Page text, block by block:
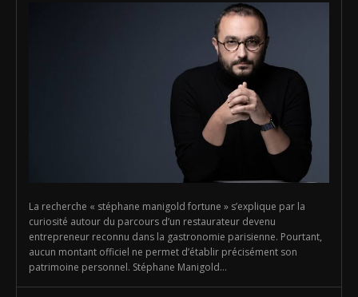
La recherche « stéphane manigold fortune » s’explique par la
curiosité autour du parcours d’un restaurateur devenu
entrepreneur reconnu dans la gastronomie parisienne. Pourtant,
aucun montant officiel ne permet d’établir précisément son
patrimoine personnel. Stéphane Manigold...